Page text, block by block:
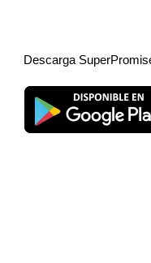
Descarga